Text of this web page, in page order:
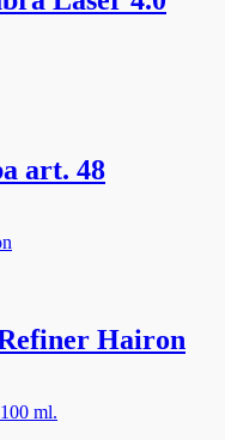
art. 48
Hairon